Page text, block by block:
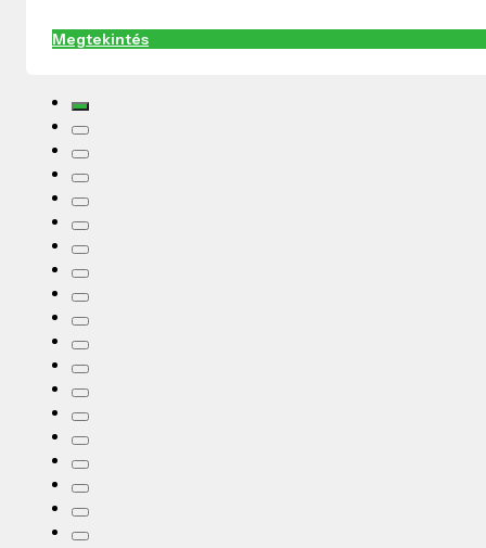
Megtekintés